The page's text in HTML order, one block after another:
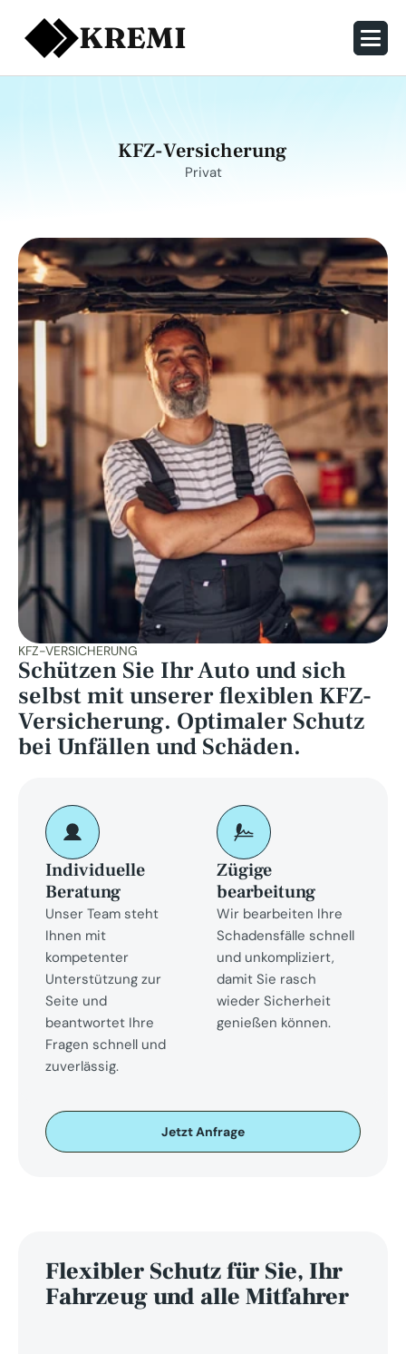
KREMI
KFZ-Versicherung
Privat
KFZ-VERSICHERUNG
Schützen Sie Ihr Auto und sich
selbst mit unserer flexiblen KFZ-
Versicherung. Optimaler Schutz
bei Unfällen und Schäden.
Individuelle
Beratung
Unser Team steht
Ihnen mit
kompetenter
Unterstützung zur
Seite und
beantwortet Ihre
Fragen schnell und
zuverlässig.
Zügige
bearbeitung
Wir bearbeiten Ihre
Schadensfälle schnell
und unkompliziert,
damit Sie rasch
wieder Sicherheit
genießen können.
Jetzt Anfrage
Flexibler Schutz für Sie, Ihr
Fahrzeug und alle Mitfahrer